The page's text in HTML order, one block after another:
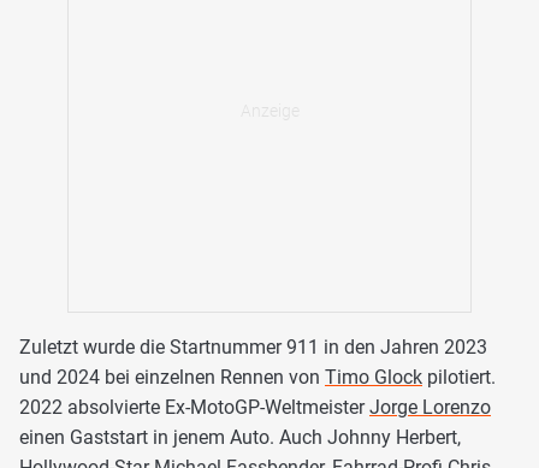
Zuletzt wurde die Startnummer 911 in den Jahren 2023
und 2024 bei einzelnen Rennen von Timo Glock pilotiert.
2022 absolvierte Ex-MotoGP-WeltmeisterJorge Lorenzo
einen Gaststart in jenem Auto. Auch Johnny Herbert,